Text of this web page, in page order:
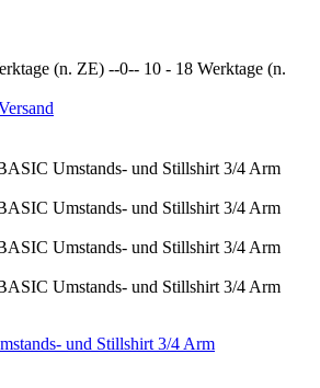
10 - 18 Werktage (n.